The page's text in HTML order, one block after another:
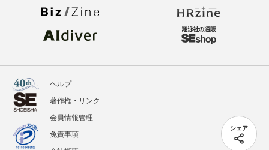
シェア
ヘルプ
著作権・リンク
会員情報管理
免責事項